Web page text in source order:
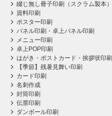
綴じ無し冊子印刷（スクラム製本）
資料印刷
ポスター印刷
パネル印刷・卓上パネル印刷
メニュー印刷
卓上POP印刷
はがき・ポストカード・挨拶状印刷
【季節】残暑見舞い印刷
カード印刷
名刺作成
封筒印刷
伝票印刷
ダンボール印刷